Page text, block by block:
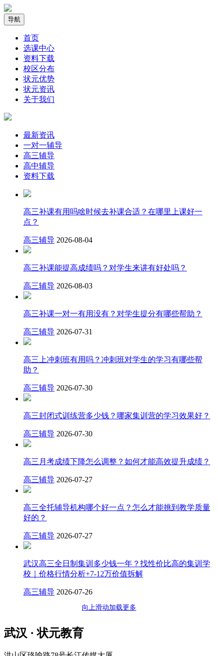
导航
首页
选课中心
资料下载
校区分布
状元优势
状元资讯
关于我们
最新资讯
一对一辅导
高三辅导
高中辅导
资料下载
高三补课有用吗啥时候去补课合适？在哪里上课好一
点？
高三辅导 2026-08-04
高三补课能提高成绩吗？对学生来讲有好处吗？
高三辅导 2026-08-03
高三补课一对一有用没有？对学生提分有哪些帮助？
高三辅导 2026-07-31
高三上冲刺班有用吗？冲刺班对学生的学习有哪些帮
助？
高三辅导 2026-07-30
高三封闭式训练营多少钱？哪家集训营的学习效果好？
高三辅导 2026-07-30
高三月考成绩下降怎么调整？如何才能高效提升成绩？
高三辅导 2026-07-27
高三全托辅导机构哪个好一点？怎么才能挑到教学质量
好的？
高三辅导 2026-07-27
武汉高三全日制集训多少钱一年？找性价比高的集训学
校｜价格行情分析+7-12万价值拆解
高三辅导 2026-07-26
向上滑动加载更多
武汉 · 状元教育